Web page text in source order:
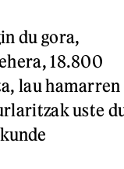
du gora,
18.800
lau hamarren
uste